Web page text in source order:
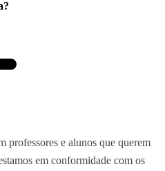
professores e alunos que querem
em conformidade com os